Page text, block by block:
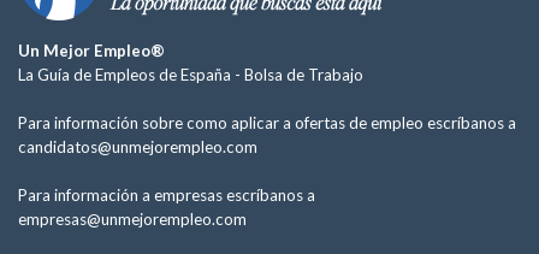
Un Mejor Empleo®
La Guía de Empleos de España - Bolsa de Trabajo
Para información sobre como aplicar a ofertas de empleo escríbanos a
candidatos@unmejorempleo.com
Para información a empresas escríbanos a
empresas@unmejorempleo.com